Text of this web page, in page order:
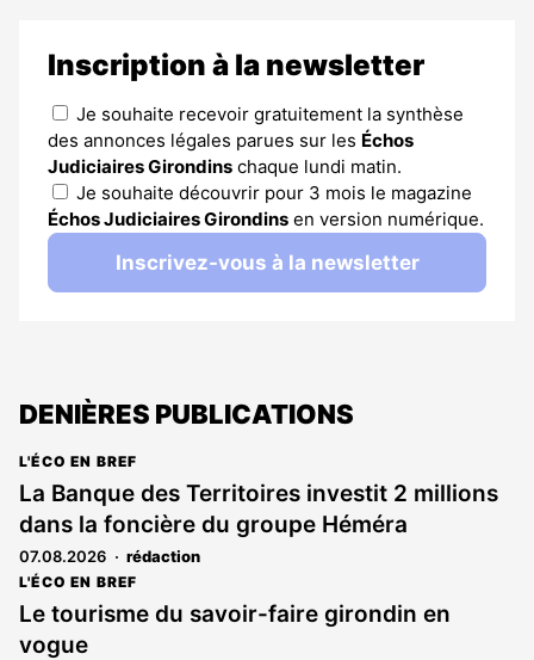
Inscription à la newsletter
Je souhaite recevoir gratuitement la synthèse
des annonces légales parues sur les Échos
Judiciaires Girondins chaque lundi matin.
Je souhaite découvrir pour 3 mois le magazine
Échos Judiciaires Girondins en version numérique.
Inscrivez-vous à la newsletter
DENIÈRES PUBLICATIONS
L'ÉCO EN BREF
La Banque des Territoires investit 2 millions
dans la foncière du groupe Héméra
07.08.2026 rédaction
L'ÉCO EN BREF
Le tourisme du savoir-faire girondin en
vogue